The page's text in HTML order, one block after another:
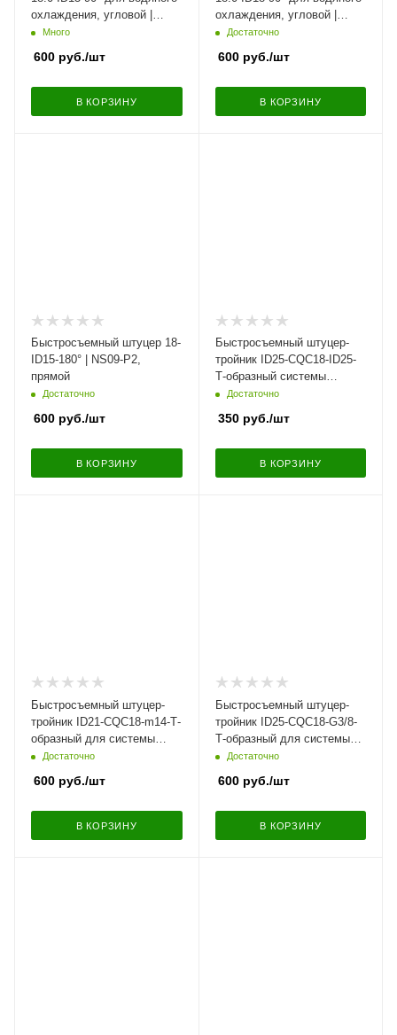
охлаждения, угловой |
NS09-LU2
Много
600 руб./шт
В КОРЗИНУ
охлаждения, угловой |
NS09-LU4
Достаточно
600руб./шт
В КОРЗИНУ
Быстросъемный штуцер 18-
ID15-180° | NS09-P2,
прямой
Достаточно
600 руб./шт
В КОРЗИНУ
Быстросъемный штуцер-
тройник ID25-CQC18-ID25-
Т-образный системы
охлаждения | NS09-T26JC-
Достаточно
350руб./шт
В КОРЗИНУ
Быстросъемный штуцер-
тройник ID21-CQC18-m14-Т-
образный для системы
охлаждения, угловой |
Достаточно
600 руб./шт
В КОРЗИНУ
Быстросъемный штуцер-
тройник ID25-CQC18-G3/8-
Т-образный для системы
охлаждения, угловой |
Достаточно
600руб./шт
В КОРЗИНУ